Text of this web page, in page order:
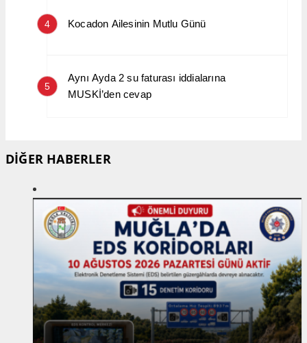
4 Kocadon Ailesinin Mutlu Günü
5
Aynı Ayda 2 su faturası iddialarına
MUSKİ’den cevap
DİĞER HABERLER